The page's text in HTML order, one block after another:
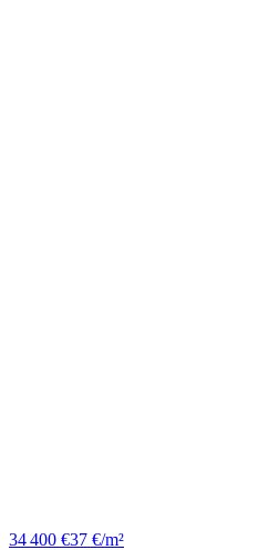
34 400 €37 €/m²